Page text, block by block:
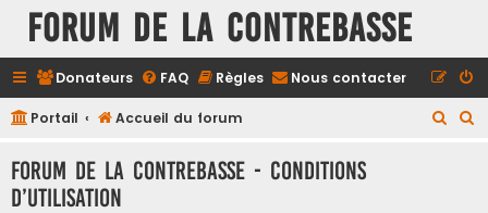
FORUM DE LA CONTREBASSE
Donateurs FAQ Règles Nous contacter
Portail Accueil du forum
FORUM DE LA CONTREBASSE - Conditions
d’utilisation